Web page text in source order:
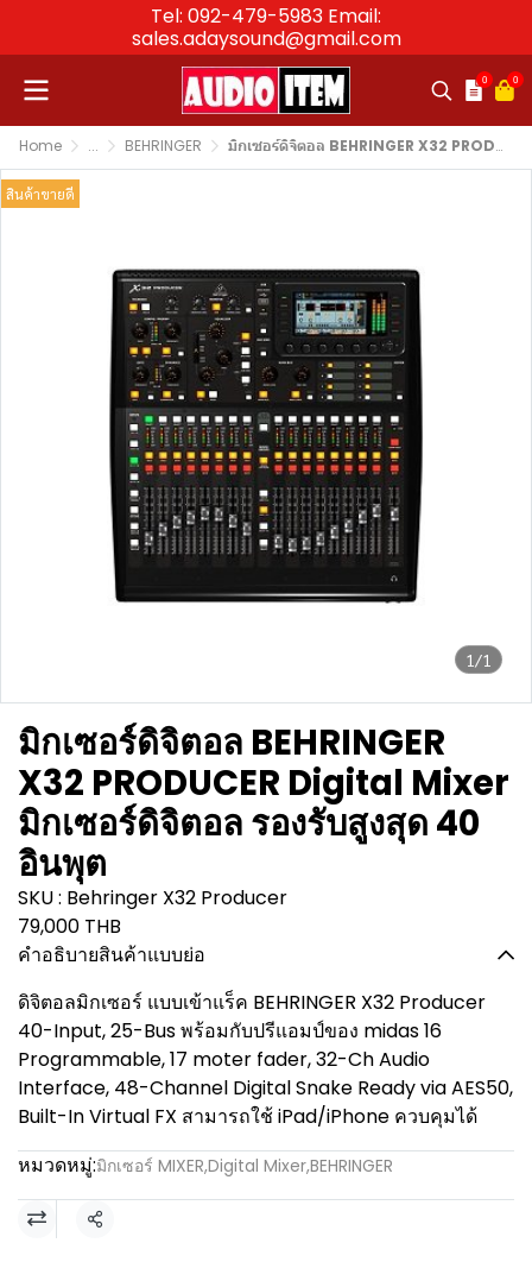
Tel: 092-479-5983 Email:
sales.adaysound@gmail.com
0 0
Home ... BEHRINGER มิกเซอร์ดิจิตอล BEHRINGER X32 PRODUCER Digital Mixer มิกเซอร์ดิจิตอล รองรับสูงสุด 40 อินพุต
1/1
สินค้าขายดี
มิกเซอร์ดิจิตอล BEHRINGER
X32 PRODUCER Digital Mixer
มิกเซอร์ดิจิตอล รองรับสูงสุด 40
อินพุต
SKU : Behringer X32 Producer
79,000 THB
คำอธิบายสินค้าแบบย่อ
ดิจิตอลมิกเซอร์ แบบเข้าแร็ค BEHRINGER X32 Producer
40-Input, 25-Bus พร้อมกับปรีแอมป์ของ midas 16
Programmable, 17 moter fader, 32-Ch Audio
Interface, 48-Channel Digital Snake Ready via AES50,
Built-In Virtual FX สามารถใช้ iPad/iPhone ควบคุมได้
หมวดหมู่:มิกเซอร์ MIXER,Digital Mixer,BEHRINGER
แชร์